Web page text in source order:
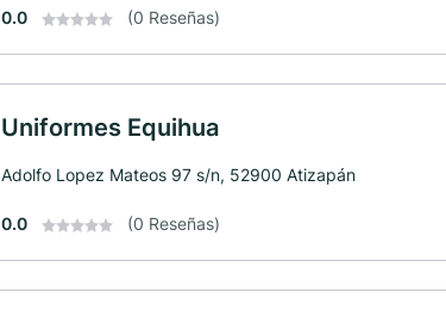
0.0 (0 Reseñas)
Uniformes Equihua
Adolfo Lopez Mateos 97 s/n, 52900 Atizapán
0.0 (0 Reseñas)